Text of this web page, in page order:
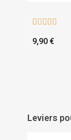
    
9,90 €